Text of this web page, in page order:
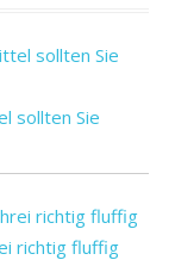
sollten Sie
richtig fluffig